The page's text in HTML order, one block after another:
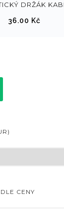
DRŽÁK
36.00 Kč
CENY